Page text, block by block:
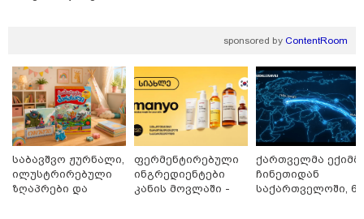
11:13 / 05-08-2026
Hisense წარმოგიდგენთ გზავნილს "ინოვაციები
უკეთესი ცხოვრებისათვის" FIFA-ს 2026 წლის
მსოფლიო ჩემპიონატზე™
სამართალი
sponsored by ContentRoom
საბავშვო ჟურნალი,
ილუსტრირებული
ზღაპრები და
ფერმენტირებული
ინგრედიენტები
კანის მოვლაში -
ქართველმა
ჩინეთიდან
საქართველოში, 6